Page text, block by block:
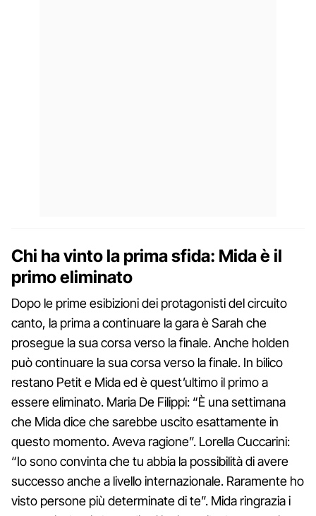
Chi ha vinto la prima sfida: Mida è il
primo eliminato
Dopo le prime esibizioni dei protagonisti del circuito
canto, la prima a continuare la gara è Sarah che
prosegue la sua corsa verso la finale. Anche holden
può continuare la sua corsa verso la finale. In bilico
restano Petit e Mida ed è quest’ultimo il primo a
essere eliminato. Maria De Filippi: “È una settimana
che Mida dice che sarebbe uscito esattamente in
questo momento. Aveva ragione”. Lorella Cuccarini:
“Io sono convinta che tu abbia la possibilità di avere
successo anche a livello internazionale. Raramente ho
visto persone più determinate di te”. Mida ringrazia i